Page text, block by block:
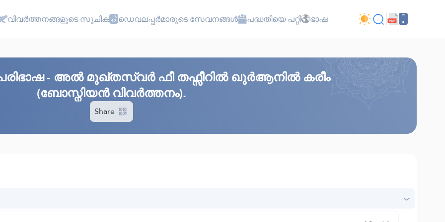
വിവർത്തനങ്ങളുടെ സൂചിക ഡെവലപ്പർമാരുടെ സേവനങ്ങൾ പദ്ധതിയെ പറ്റി ഭാഷ
- അൽ മുഖ്തസ്വർ ഫീ തഫ്സീറിൽ ഖുർആനിൽ കരീം
(ബോസ്നിയൻ വിവർത്തനം).
Share